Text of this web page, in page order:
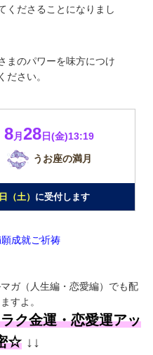
くださることになりまし
まのパワーを味方につけ
ださい。
8月 28日(金)13:19
うお座の満月
（土） に受付します
ガ（人生編・恋愛編）でも配
すよ。
ク金運・恋愛運アッ
☆ ↓↓